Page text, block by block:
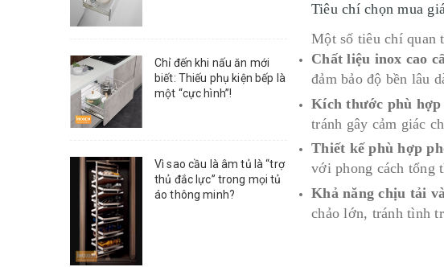
Tiêu chí chọn mua
Một số tiêu chí quan
Chất liệu inox cao
đảm bảo độ bền lâu
Kích thước phù hợp
tránh gây cảm giác
Thiết kế phù hợp
với phong cách tổng
Khả năng chịu tải
chảo lớn, tránh tình
Chỉ đến khi nấu ăn mới
biết: Thiếu phụ kiện bếp là
một “cực hình”!
Vì sao cầu là âm tủ là “trợ
thủ đắc lực” trong mọi tủ
áo thông minh?